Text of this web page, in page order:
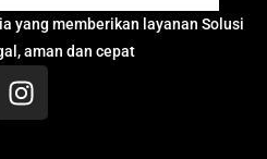
yang memberikan layanan Solusi
aman dan cepat